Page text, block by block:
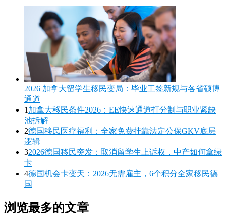
2026 加拿大留学生移民变局：毕业工签新规与各省硕博
通道
1 加拿大移民条件2026：EE快速通道打分制与职业紧缺
池拆解
2德国移民医疗福利：全家免费挂靠法定公保GKV底层
逻辑
32026德国移民突发：取消留学生上诉权，中产如何拿绿
卡
4德国机会卡变天：2026无需雇主，6个积分全家移民德
国
浏览最多的文章